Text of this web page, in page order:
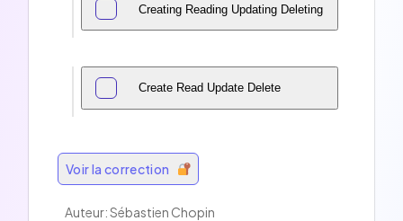
Creating Reading Updating Deleting
Create Read Update Delete
Voir la correction
Auteur: Sébastien Chopin